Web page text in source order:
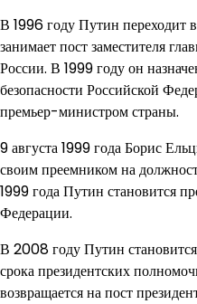
В 1996 году Путин переходит
занимает пост заместителя
России. В 1999 году он
безопасности Российской
премьер-министром страны.
9 августа 1999 года Борис
своим преемником на
1999 года Путин становится
Федерации.
В 2008 году Путин
срока президентских
возвращается на пост